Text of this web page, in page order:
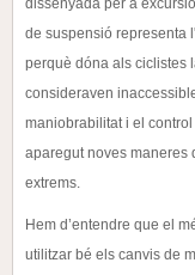
dissenyada per a
de suspensió representa
perquè dóna als ciclistes
consideraven
maniobrabilitat i el
aparegut noves maneres
extrems.
Hem d’entendre que el
utilitzar bé els canvis de